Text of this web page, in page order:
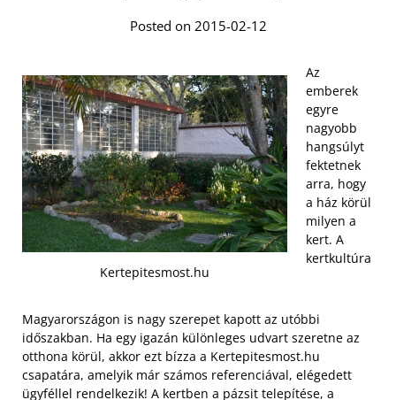
Posted on 2015-02-12
Kertepitesmost.hu
Az
emberek
egyre
nagyobb
hangsúlyt
fektetnek
arra, hogy
a ház körül
milyen a
kert. A
kertkultúra
Magyarországon is nagy szerepet kapott az utóbbi
időszakban. Ha egy igazán különleges udvart szeretne az
otthona körül, akkor ezt bízza a Kertepitesmost.hu
csapatára, amelyik már számos referenciával, elégedett
ügyféllel rendelkezik! A kertben a pázsit telepítése, a